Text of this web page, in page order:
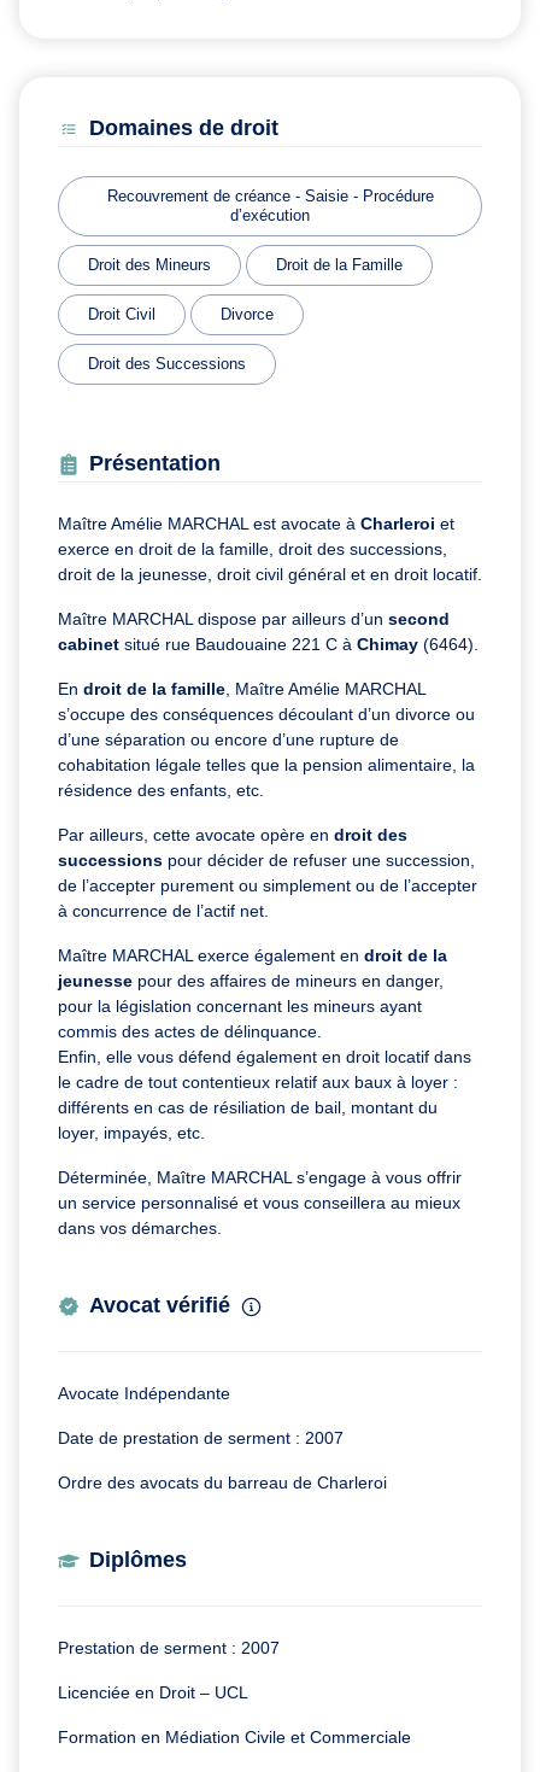
Domaines de droit
Recouvrement de créance - Saisie - Procédure
d’exécution
Droit des Mineurs Droit de la Famille
Droit Civil Divorce
Droit des Successions
Présentation
Maître Amélie MARCHAL est avocate à Charleroi et
exerce en droit de la famille, droit des successions,
droit de la jeunesse, droit civil général et en droit locatif.
Maître MARCHAL dispose par ailleurs d’un second
cabinet situé rue Baudouaine 221 C à Chimay (6464).
En droit de la famille, Maître Amélie MARCHAL
s’occupe des conséquences découlant d’un divorce ou
d’une séparation ou encore d’une rupture de
cohabitation légale telles que la pension alimentaire, la
résidence des enfants, etc.
Par ailleurs, cette avocate opère en droit des
successions pour décider de refuser une succession,
de l’accepter purement ou simplement ou de l’accepter
à concurrence de l’actif net.
Maître MARCHAL exerce également en droit de la
jeunesse pour des affaires de mineurs en danger,
pour la législation concernant les mineurs ayant
commis des actes de délinquance.
Enfin, elle vous défend également en droit locatif dans
le cadre de tout contentieux relatif aux baux à loyer :
différents en cas de résiliation de bail, montant du
loyer, impayés, etc.
Déterminée, Maître MARCHAL s’engage à vous offrir
un service personnalisé et vous conseillera au mieux
dans vos démarches.
Avocat vérifié
Avocate Indépendante
Date de prestation de serment : 2007
Ordre des avocats du barreau de Charleroi
Diplômes
Prestation de serment : 2007
Licenciée en Droit – UCL
Formation en Médiation Civile et Commerciale